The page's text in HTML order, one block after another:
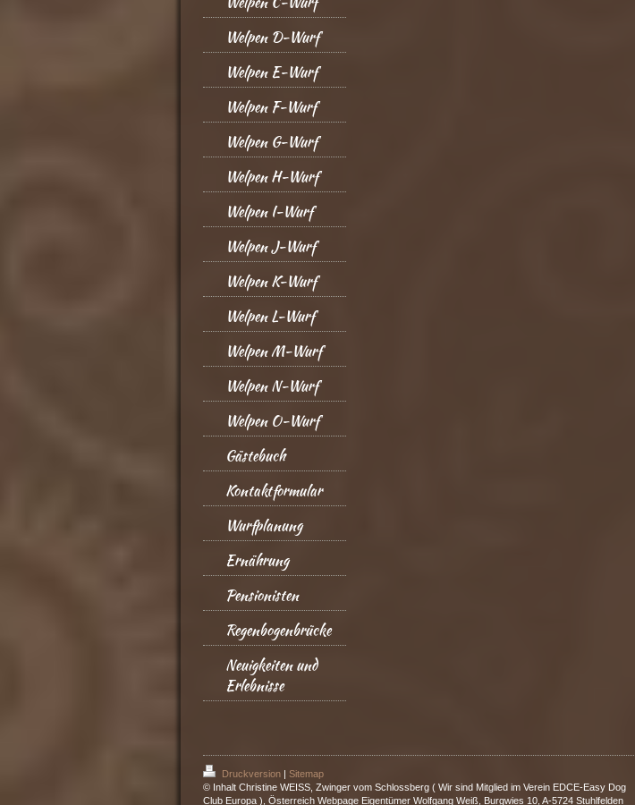
Welpen D-Wurf
Welpen E-Wurf
Welpen F-Wurf
Welpen G-Wurf
Welpen H-Wurf
Welpen I-Wurf
Welpen J-Wurf
Welpen K-Wurf
Welpen L-Wurf
Welpen M-Wurf
Welpen N-Wurf
Welpen O-Wurf
Gästebuch
Kontaktformular
Wurfplanung
Ernährung
Pensionisten
Regenbogenbrücke
Neuigkeiten und
Erlebnisse
Druckversion | Sitemap
© Inhalt Christine WEISS, Zwinger vom Schlossberg ( Wir sind Mitglied im Verein EDCE-Easy Dog
Club Europa ), Österreich Webpage Eigentümer Wolfgang Weiß, Burgwies 10, A-5724 Stuhlfelden